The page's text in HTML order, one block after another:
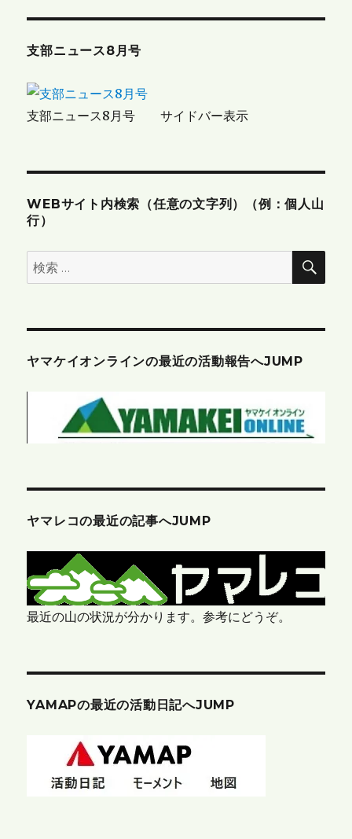
ゲ
ー
シ
ョ
支部ニュース8月号
支部ニュース8月号 サイドバー表示
WEBサイト内検索（任意の文字列）（例：個人山
行）
検
索:
検
ヤマケイオンラインの最近の活動報告へJUMP
ヤマレコの最近の記事へJUMP
最近の山の状況が分かります。参考にどうぞ。
YAMAPの最近の活動日記へJUMP